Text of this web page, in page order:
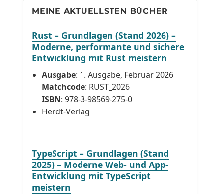
MEINE AKTUELLSTEN BÜCHER
Rust – Grundlagen (Stand 2026) –
Moderne, performante und sichere
Entwicklung mit Rust meistern
Ausgabe: 1. Ausgabe, Februar 2026
Matchcode: RUST_2026
ISBN: 978-3-98569-275-0
Herdt-Verlag
TypeScript – Grundlagen (Stand
2025) – Moderne Web- und App-
Entwicklung mit TypeScript
meistern